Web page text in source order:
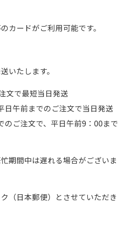
カードがご利用可能です。
いたします。
文で最短当日発送
日午前までのご注文で当日発送
のご注文で、平日午前9：00まで
期間中は遅れる場合がございま
（日本郵便）とさせていただき